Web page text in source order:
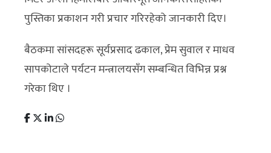
पुस्तिका प्रकाशन गरी प्रचार गरिरहेको जानकारी दिए।
बैठकमा सांसदहरू सूर्यप्रसाद ढकाल, प्रेम सुवाल र माधव
सापकोटाले पर्यटन मन्त्रालयसँग सम्बन्धित विभिन्न प्रश्न
गरेका थिए ।